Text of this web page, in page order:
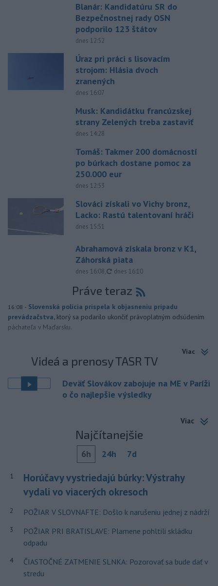
Blanár: Kandidatúru SR do
Bezpečnostnej rady OSN
podporilo 123 štátov
dnes 12:52
Úraz pri práci s lisovacím
strojom: Hlásia dvoch
zranených
dnes 16:07
Musk: Kandidátku francúzskej
strany Zelených treba zastaviť
dnes 14:28
Tomáš: Takmer 200 domácností
po búrkach dostane pomoc za
250.000 eur
dnes 12:53
Slováci získali vo Vichy bronz,
Lacko: Rastú talentovaní hráči
dnes 15:51
Abrahamová získala bronz v K1,
Záhorská piata
dnes 16:08, aktualizované
dnes 16:10
Práve teraz
16:08 - Slovenská polícia prispela k objasneniu prípadu
prevádzačstva, ktorý sa podarilo ukončiť právoplatným odsúdením
páchateľa v Maďarsku.
Viac
Videá a prenosy TASR TV
Deväť Slovákov zabojuje na ME v Paríži
o čo najlepšie výsledky
Viac
Najčítanejšie
6h 24h 7d
1
Horúčavy vystriedajú búrky: Výstrahy
vydali vo viacerých okresoch
2 POŽIAR V SLOVNAFTE: Došlo k narušeniu jednej z nádrží
3
POŽIAR PRI BRATISLAVE: Plamene pohltili skládku
odpadu
4
ČIASTOČNÉ ZATMENIE SLNKA: Pozorovať sa bude dať v
stredu